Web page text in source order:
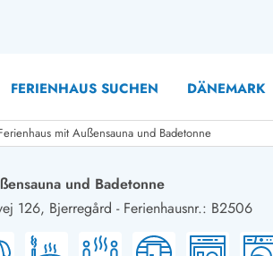
FERIENHAUS SUCHEN DÄNEMARK
mit PoolFerienhäuser mit Hund
Ferienhäuser mit
mit Außensauna und Badetonne
und Badetonne
126, Bjerregård - Ferienhausnr.: B2506